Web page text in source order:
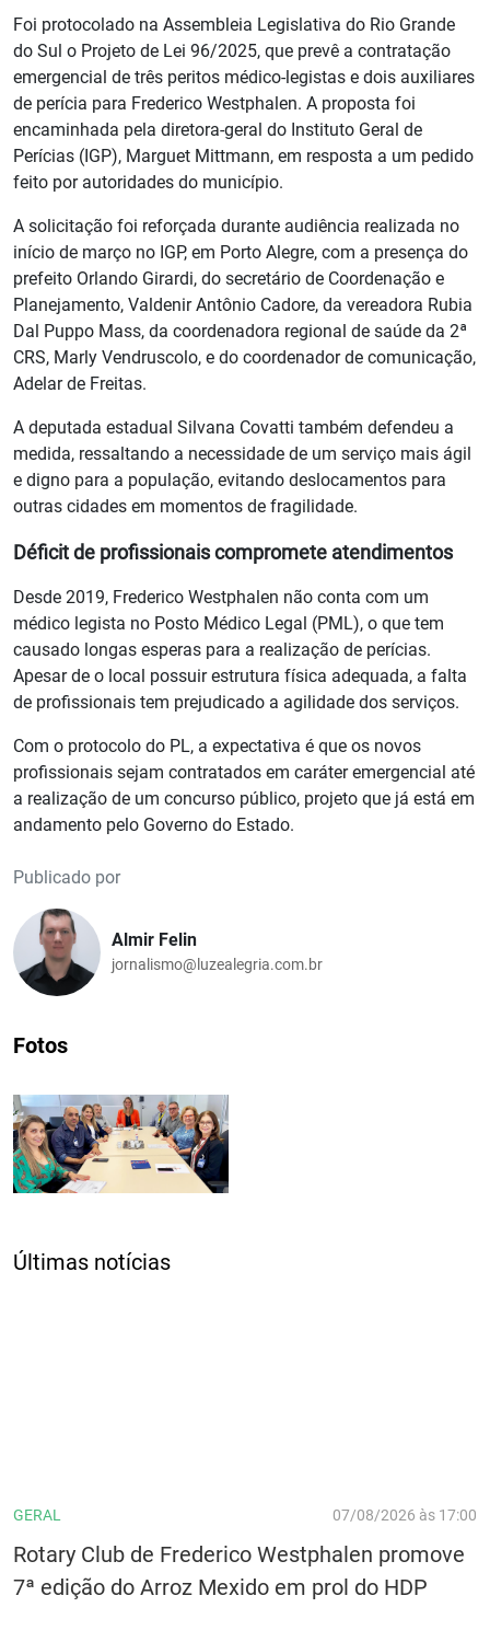
Foi protocolado na Assembleia Legislativa do Rio Grande
do Sul o Projeto de Lei 96/2025, que prevê a contratação
emergencial de três peritos médico-legistas e dois auxiliares
de perícia para Frederico Westphalen. A proposta foi
encaminhada pela diretora-geral do Instituto Geral de
Perícias (IGP), Marguet Mittmann, em resposta a um pedido
feito por autoridades do município.
A solicitação foi reforçada durante audiência realizada no
início de março no IGP, em Porto Alegre, com a presença do
prefeito Orlando Girardi, do secretário de Coordenação e
Planejamento, Valdenir Antônio Cadore, da vereadora Rubia
Dal Puppo Mass, da coordenadora regional de saúde da 2ª
CRS, Marly Vendruscolo, e do coordenador de comunicação,
Adelar de Freitas.
A deputada estadual Silvana Covatti também defendeu a
medida, ressaltando a necessidade de um serviço mais ágil
e digno para a população, evitando deslocamentos para
outras cidades em momentos de fragilidade.
Déficit de profissionais compromete atendimentos
Desde 2019, Frederico Westphalen não conta com um
médico legista no Posto Médico Legal (PML), o que tem
causado longas esperas para a realização de perícias.
Apesar de o local possuir estrutura física adequada, a falta
de profissionais tem prejudicado a agilidade dos serviços.
Com o protocolo do PL, a expectativa é que os novos
profissionais sejam contratados em caráter emergencial até
a realização de um concurso público, projeto que já está em
andamento pelo Governo do Estado.
Publicado por
Almir Felin
jornalismo@luzealegria.com.br
Fotos
Últimas notícias
GERAL 07/08/2026 às 17:00
Rotary Club de Frederico Westphalen promove
7ª edição do Arroz Mexido em prol do HDP